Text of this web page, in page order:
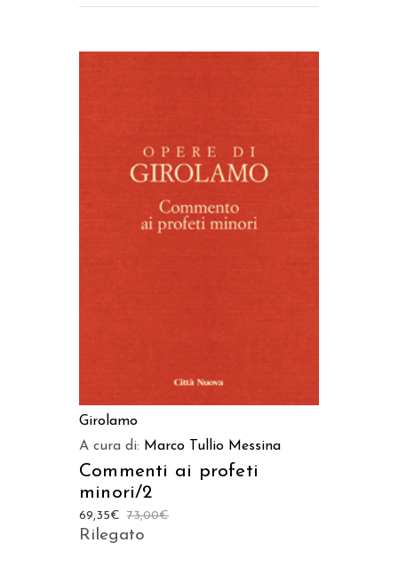
AGGIUNGI AL CARRELLO
Girolamo
A cura di: Marco Tullio Messina
Commenti ai profeti
minori/2
73,00€
69,35€
Rilegato